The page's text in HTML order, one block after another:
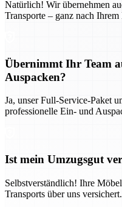
Natürlich! Wir übernehmen
Transporte – ganz nach Ihrem
Übernimmt Ihr Team
Auspacken?
Ja, unser Full-Service-Paket
professionelle Ein- und
Ist mein Umzugsgut
Selbstverständlich! Ihre
Transports über uns versichert.